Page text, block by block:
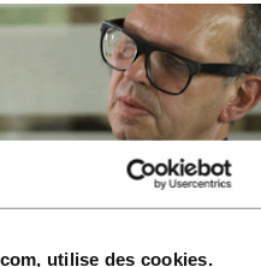
utilise des cookies.